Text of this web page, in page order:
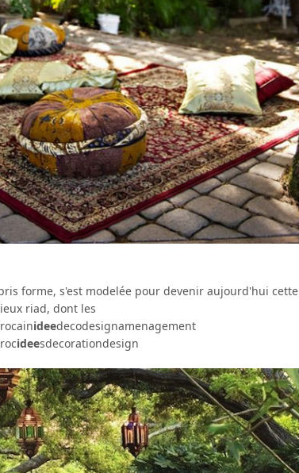
forme, s'est modelée pour devenir aujourd'hui cette
riad, dont les
ideedecodesignamenagement
ideesdecorationdesign